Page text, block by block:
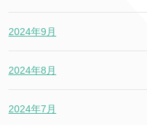
2024年9月
2024年8月
2024年7月